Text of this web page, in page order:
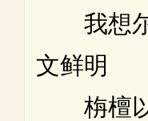
我想
文鲜明
栴檀